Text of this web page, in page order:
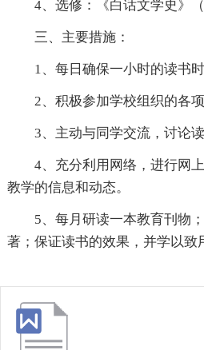
4、选修：《白话文学史》（
三、主要措施：
1、每日确保一小时的读书
2、积极参加学校组织的各项
3、主动与同学交流，讨论读
4、充分利用网络，进行网
教学的信息和动态。
5、每月研读一本教育刊物
著；保证读书的效果，并学以致